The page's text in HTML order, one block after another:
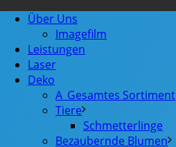
Über Uns
Imagefilm
Leistungen
Laser
Deko
A_Gesamtes Sortiment
Tiere
Schmetterlinge
Bezaubernde Blumen